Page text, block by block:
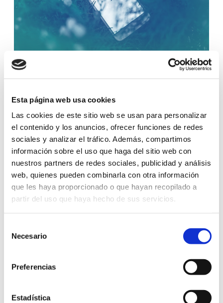
Esta página web usa cookies
Las cookies de este sitio web se usan para personalizar
el contenido y los anuncios, ofrecer funciones de redes
sociales y analizar el tráfico. Además, compartimos
información sobre el uso que haga del sitio web con
nuestros partners de redes sociales, publicidad y análisis
web, quienes pueden combinarla con otra información
que les haya proporcionado o que hayan recopilado a
partir del uso que haya hecho de sus servicios.
Necesario
Preferencias
Estadística
DEFINICIÓN Y RELEVANCIA DEL
ENGAGEMENT RATE O TASA DE
INTERACCIÓN
Escrito el 18 de juniopor DAAS Suite
En este artículo te explicamos en qué consiste el
engagement rate, el papel que desempeña, cómo
estrategia de marketing impresiones